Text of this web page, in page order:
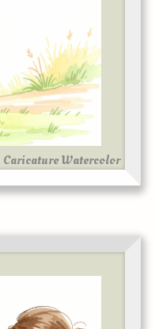
Caricature Watercolor